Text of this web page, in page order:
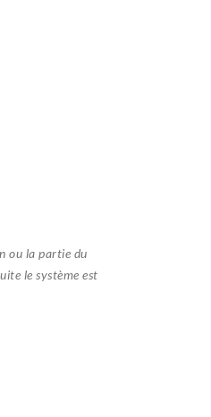
ou la partie du
le système est